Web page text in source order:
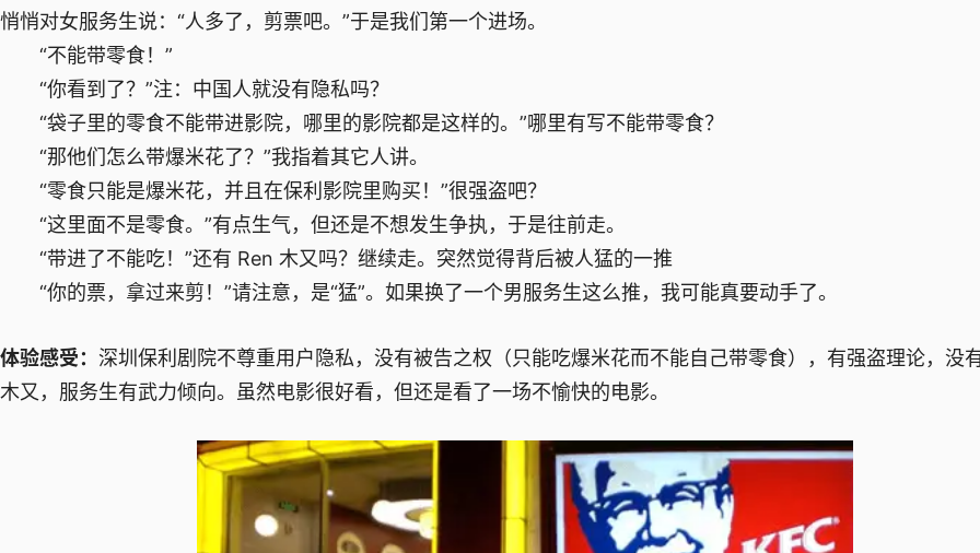
悄悄对女服务生说：“人多了，剪票吧。”于是我们第一个进场。
“不能带零食！”
“你看到了？”注：中国人就没有隐私吗？
“袋子里的零食不能带进影院，哪里的影院都是这样的。”哪里有写不能带零食？
“那他们怎么带爆米花了？”我指着其它人讲。
“零食只能是爆米花，并且在保利影院里购买！”很强盗吧？
“这里面不是零食。”有点生气，但还是不想发生争执，于是往前走。
“带进了不能吃！”还有 Ren 木又吗？继续走。突然觉得背后被人猛的一推
“你的票，拿过来剪！”请注意，是“猛”。如果换了一个男服务生这么推，我可能真要动手了。
体验感受： 深圳保利剧院不尊重用户隐私，没有被告之权（只能吃爆米花而不能自己带零食），有强盗理论，没
木又，服务生有武力倾向。虽然电影很好看，但还是看了一场不愉快的电影。